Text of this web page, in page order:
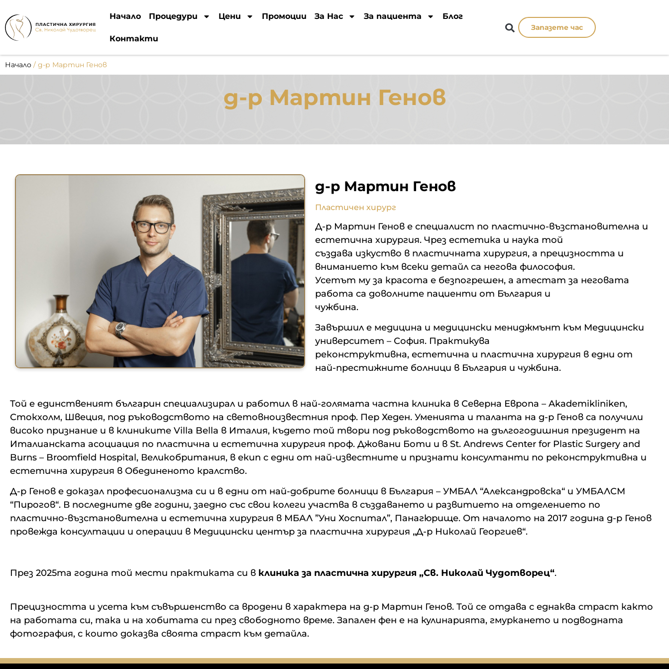
Начало Процедури Цени Промоции За Нас За пациента Блог
Контакти
Запазете час
Начало / д-р Мартин Генов
д-р Мартин Генов
д-р Мартин Генов
Пластичен хирург
Д-р Мартин Генов е специалист по пластично-възстановителна и
естетична хирургия. Чрез естетика и наука той
създава изкуство в пластичната хирургия, а прецизността и
вниманието към всеки детайл са негова философия.
Усетът му за красота е безпогрешен, a атестат за неговата
работа са доволните пациенти от България и
чужбина.
Завършил е медицина и медицински мениджмънт към Медицински
университет – София. Практикува
реконструктивна, естетична и пластична хирургия в едни от
най-престижните болници в България и чужбина.
Той е единственият българин специализирал и работил в най-голямата частна клиника в Северна Европа – Akademikliniken,
Стокхолм, Швеция, под ръководството на световноизвестния проф. Пер Хеден. Уменията и таланта на д-р Генов са получили
високо признание и в клиниките Villa Bella в Италия, където той твори под ръководството на дългогодишния президент на
Италианската асоциация по пластична и естетична хирургия проф. Джовани Боти и в St. Andrews Center for Plastic Surgery and
Burns – Broomfield Hospital, Великобритания, в екип с едни от най-известните и признати консултанти по реконструктивна и
естетична хирургия в Обединеното кралство.
Д-р Генов е доказал професионализма си и в едни от най-добрите болници в България – УМБАЛ “Александровска“ и УМБАЛСМ
“Пирогов“. В последните две години, заедно със свои колеги участва в създаването и развитието на отделението по
пластично-възстановителна и естетична хирургия в МБАЛ ”Уни Хоспитал”, Панагюрище. От началото на 2017 година д-р Генов
провежда консултации и операции в Медицински център за пластична хирургия „Д-р Николай Георгиев“.
През 2025та година той мести практиката си в клиника за пластична хирургия „Св. Николай Чудотворец“.
Прецизността и усета към съвършенство са вродени в характера на д-р Мартин Генов. Той се отдава с еднаква страст както
на работата си, така и на хобитата си през свободното време. Запален фен е на кулинарията, гмуркането и подводната
фотография, с които доказва своята страст към детайла.